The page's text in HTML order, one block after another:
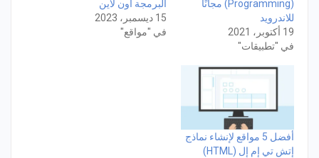
(Programming) مجانًا
للاندرويد
19 أكتوبر، 2021
في "تطبيقات"
البرمجة اون لاين
15 ديسمبر، 2023
في "مواقع"
أفضل 5 مواقع لإنشاء نماذج
إتش تي إم إل (HTML)